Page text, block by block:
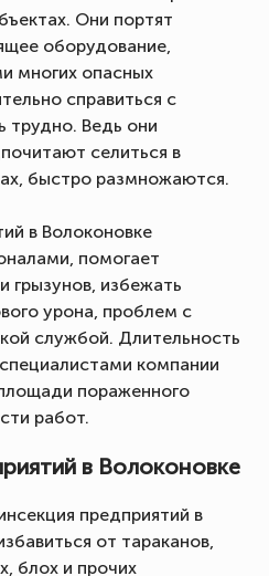
Они портят
оборудование,
многих опасных
справиться с
Ведь они
селиться в
быстро размножаются.
в Волоконовке
помогает
грызунов, избежать
урона, проблем с
службой. Длительность
компании
пораженного
работ.
в Волоконовке
предприятий в
от тараканов,
блох и прочих